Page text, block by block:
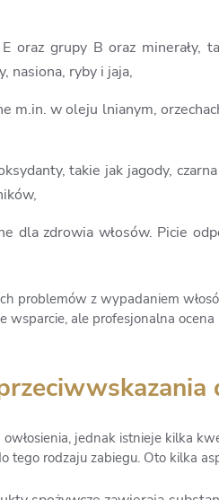
oraz grupy B oraz minerały,
nasiona, ryby i jaja,
m.in. w oleju lnianym,
takie jak jagody,
dla zdrowia włosów. Picie
problemów z wypadaniem
wsparcie, ale profesjonalna
jednak istnieje kilka
rodzaju zabiegu. Oto kilka